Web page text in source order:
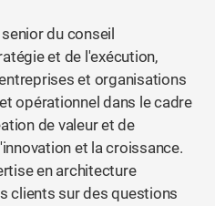
du conseil
et de l'exécution,
et organisations
opérationnel dans le cadre
de valeur et de
et la croissance.
en architecture
clients sur des questions